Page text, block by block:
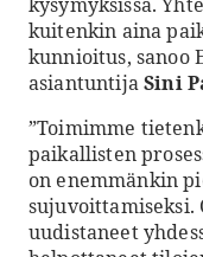
kuitenkin aina
kunnioitus, sanoo
asiantuntijaSini
”Toimimme
paikallisten
on enemmänkin
sujuvoittamiseksi.
uudistaneet